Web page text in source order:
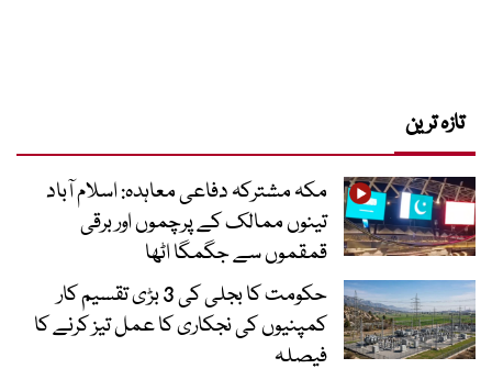
تازہ ترین
مکہ مشترکہ دفاعی معاہدہ: اسلام آباد
تینوں ممالک کے پرچموں اور برقی
قمقموں سے جگمگا اٹھا
حکومت کا بجلی کی 3 بڑی تقسیم کار
کمپنیوں کی نجکاری کا عمل تیز کرنے کا
فیصلہ